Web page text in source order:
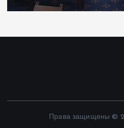
Права защищены ©